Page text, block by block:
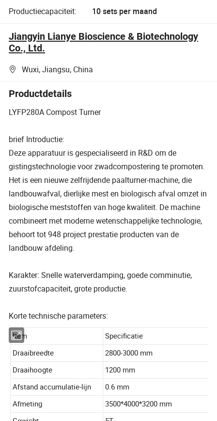
Productiecapaciteit:
10 sets per maand
Jiangyin Lianye Bioscience & Biotechnology
Co., Ltd.
Wuxi, Jiangsu, China
Productdetails
LYFP280A Compost Turner
brief Introductie:
Deze apparatuur is gespecialiseerd in R&D om de
gistingstechnologie voor zwadcompostering te promoten.
Het is een nieuwe zelfrijdende paalturner-machine, die
landbouwafval, dierlijke mest en biologisch afval omzet in
biologische meststoffen van hoge kwaliteit. De machine
combineert met moderne wetenschappelijke technologie,
behoort tot 948 project prestatie producten van de
landbouw afdeling.
Karakter: Snelle waterverdamping, goede comminutie,
zuurstofcapaciteit, grote productie.
Korte technische parameters: